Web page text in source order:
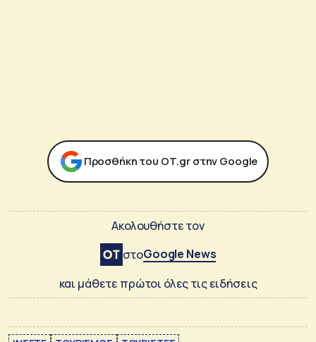
Προσθήκη του ΟΤ.gr στην Google
Ακολουθήστε τον
στοGoogle News
και μάθετε πρώτοι όλες τις ειδήσεις